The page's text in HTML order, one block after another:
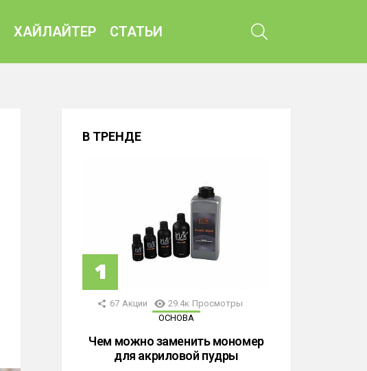
ХАЙЛАЙТЕР СТАТЬИ
В ТРЕНДЕ
67 Акции 29.4к Просмотры
ОСНОВА
Чем можно заменить мономер
для акриловой пудры